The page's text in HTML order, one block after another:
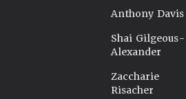
Anthony Davis
Shai Gilgeous-
Alexander
Zaccharie
Risacher